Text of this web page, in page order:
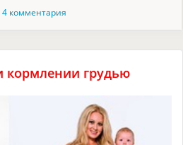
4 комментария
кормлении грудью